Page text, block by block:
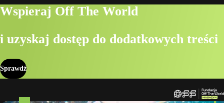
Wspieraj Off The World
i uzyskaj dostęp do dodatkowych treści
Sprawdź